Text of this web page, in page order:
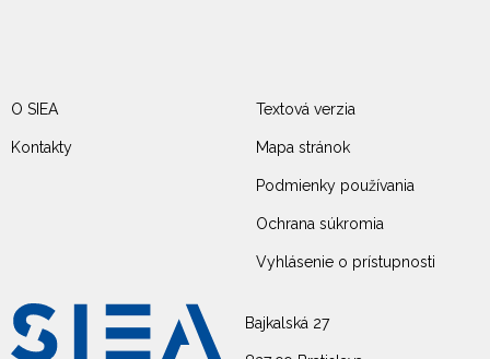
Bajkalská 27
O SIEA
Kontakty
Textová verzia
Mapa stránok
Podmienky používania
Ochrana súkromia
Vyhlásenie o prístupnosti